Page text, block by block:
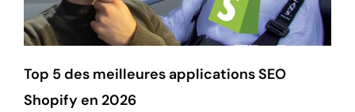
Top 5 des meilleures applications SEO
Shopify en 2026